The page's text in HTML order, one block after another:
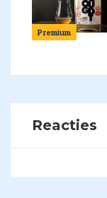
Premium
Reacties